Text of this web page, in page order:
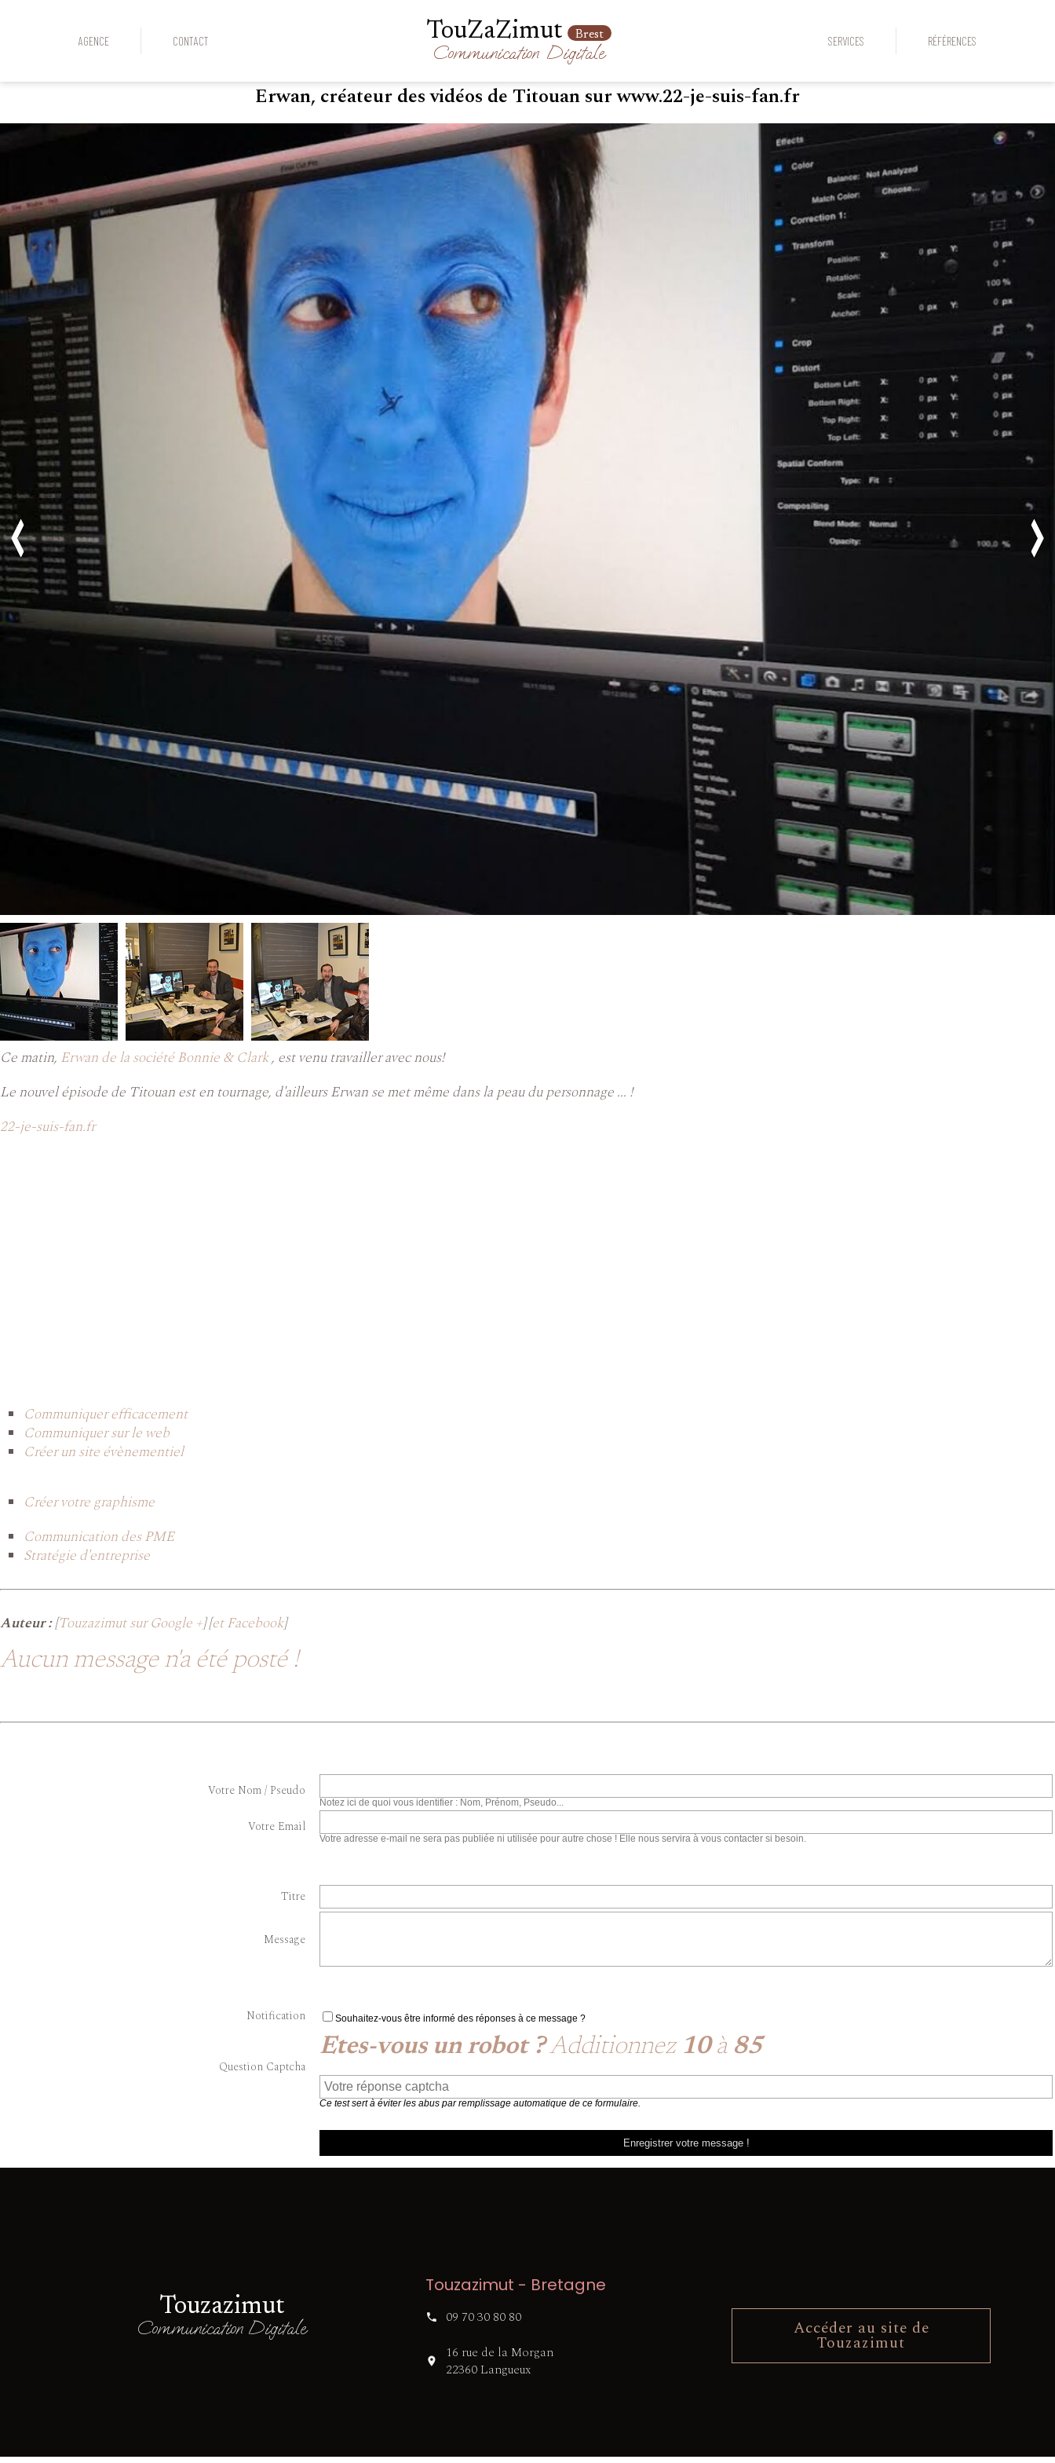
AGENCE CONTACT TouZaZimut Brest
Communication Digitale
SERVICES RÉFÉRENCES
Erwan, créateur des vidéos de Titouan sur www.22-je-suis-fan.fr
Ce matin, Erwan de la société Bonnie & Clark, est venu travailler avec nous!
Le nouvel épisode de Titouan est en tournage, d'ailleurs Erwan se met même dans la peau du personnage ... !
22-je-suis-fan.fr
Communiquer efficacement
Communiquer sur le web
Créer un site évènementiel
Créer votre graphisme
Communication des PME
Stratégie d'entreprise
Auteur :[Touzazimut sur Google +] [et Facebook]
Aucun message n'a été posté !
Votre Nom / Pseudo
Notez ici de quoi vous identifier : Nom, Prénom, Pseudo...
Votre Email
Votre adresse e-mail ne sera pas publiée ni utilisée pour autre chose ! Elle nous servira à vous contacter si besoin.
Titre
Message
Notification Souhaitez-vous être informé des réponses à ce message ?
Question Captcha
Etes-vous un robot ?Additionnez 10à 85
Ce test sert à éviter les abus par remplissage automatique de ce formulaire.
Touzazimut
Communication Digitale
Touzazimut - Bretagne
09 70 30 80 80
16 rue de la Morgan
22360 Langueux
Accéder au site de
Touzazimut